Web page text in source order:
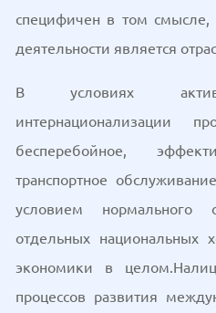
специфичен в том смысле,
деятельности является
В условиях
интернационализации
бесперебойное,
транспортное
условием нормального
отдельных национальных
экономики в
процессов развития